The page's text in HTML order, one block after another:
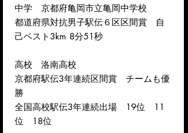
中学 京都府亀岡市立亀岡中学校
都道府県対抗男子駅伝６区区間賞 自
己ベスト3km 8分51秒
高校 洛南高校
京都府駅伝3年連続区間賞 チームも優
勝
全国高校駅伝3年連続出場 19位 11
位 18位